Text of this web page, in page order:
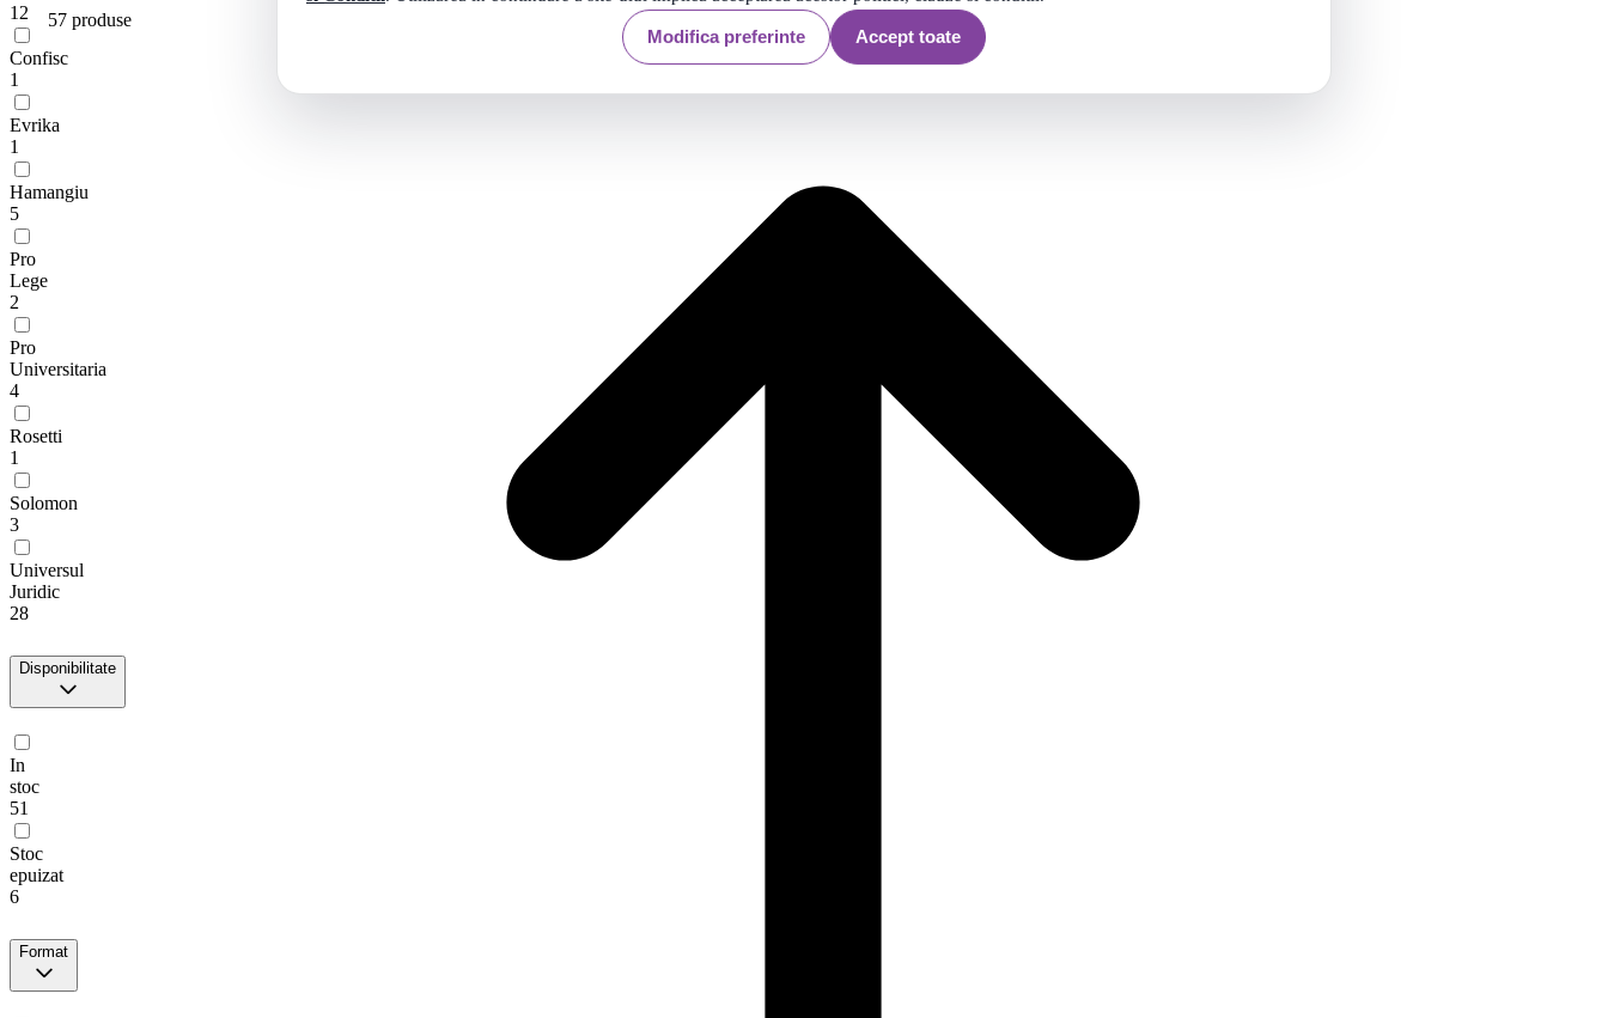
Modifica preferinte Accept toate
12
Confisc
1
Evrika
1
Hamangiu
5
Pro
Lege
2
Pro
Universitaria
4
Rosetti
1
Solomon
3
Universul
Juridic
28
Disponibilitate
In
stoc
51
Stoc
epuizat
6
Format
57 produse